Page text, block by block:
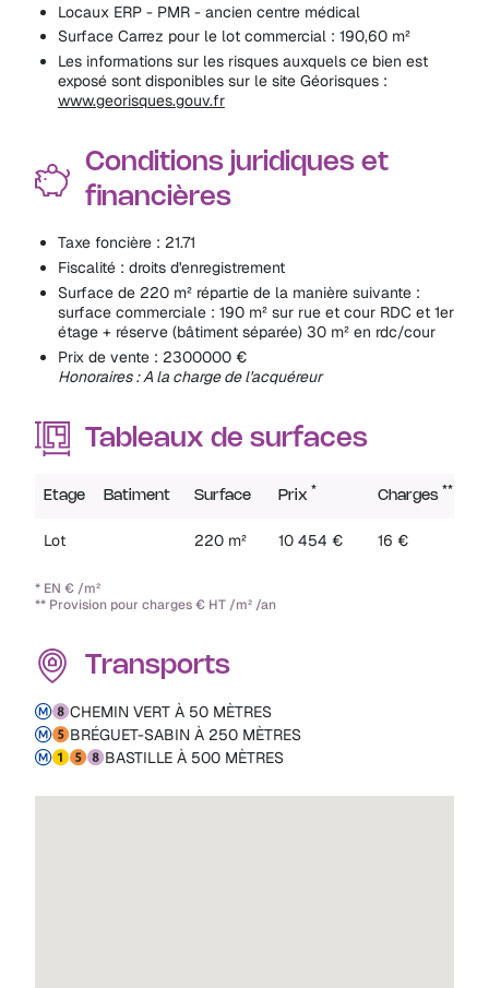
Locaux ERP - PMR - ancien centre médical
Surface Carrez pour le lot commercial : 190,60 m²
Les informations sur les risques auxquels ce bien est
exposé sont disponibles sur le site Géorisques :
www.georisques.gouv.fr
Conditions juridiques et
financières
Taxe foncière : 21.71
Fiscalité : droits d'enregistrement
Surface de 220 m² répartie de la manière suivante :
surface commerciale : 190 m² sur rue et cour RDC et 1er
étage + réserve (bâtiment séparée) 30 m² en rdc/cour
Prix de vente : 2300000 €
Honoraires : A la charge de l'acquéreur
Tableaux de surfaces
Etage Batiment Surface Prix * Charges **
Lot 220 m² 10 454 € 16 €
* EN € /m²
** Provision pour charges € HT /m² /an
Transports
CHEMIN VERT À 50 MÈTRES
BRÉGUET-SABIN À 250 MÈTRES
BASTILLE À 500 MÈTRES